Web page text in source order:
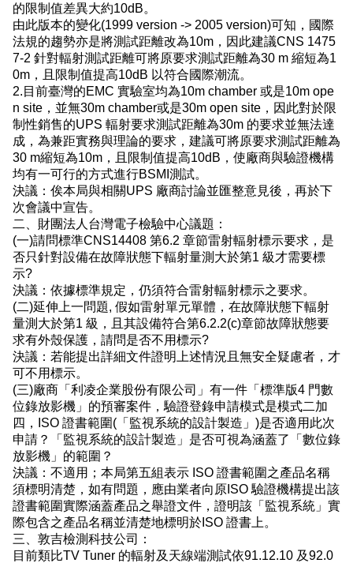
的限制值差異大約10dB。
由此版本的變化(1999 version -> 2005 version)可知，國際
法規的趨勢亦是將測試距離改為10m，因此建議CNS 1475
7-2 針對輻射測試距離可將原要求測試距離為30 m 縮短為1
0m，且限制值提高10dB 以符合國際潮流。
2.目前臺灣的EMC 實驗室均為10m chamber 或是10m ope
n site，並無30m chamber或是30m open site，因此對於限
制性銷售的UPS 輻射要求測試距離為30m 的要求並無法達
成，為兼距實務與理論的要求，建議可將原要求測試距離為
30 m縮短為10m，且限制值提高10dB，使廠商與驗證機構
均有一可行的方式進行BSMI測試。
決議：俟本局與相關UPS 廠商討論並匯整意見後，再於下
次會議中宣告。
二、財團法人台灣電子檢驗中心議題：
(一)請問標準CNS14408 第6.2 章節雷射輻射標示要求，是
否只針對設備在故障狀態下輻射量測大於第1 級才需要標
示?
決議：依據標準規定，仍須符合雷射輻射標示之要求。
(二)延伸上一問題, 假如雷射單元單體，在故障狀態下輻射
量測大於第1 級，且其設備符合第6.2.2(c)章節故障狀態要
求有外殼保護，請問是否不用標示?
決議：若能提出詳細文件證明上述情況且無安全疑慮者，才
可不用標示。
(三)廠商「利凌企業股份有限公司」有一件「標準版4 門數
位錄放影機」的預審案件，驗證登錄申請模式是模式二加
四，ISO 證書範圍(「監視系統的設計製造」)是否適用此次
申請？「監視系統的設計製造」是否可視為涵蓋了「數位錄
放影機」的範圍？
決議：不適用；本局第五組表示 ISO 證書範圍之產品名稱
須標明清楚，如有問題，應由業者向原ISO 驗證機構提出該
證書範圍實際涵蓋產品之舉證文件，證明該「監視系統」實
際包含之產品名稱並清楚地標明於ISO 證書上。
三、敦吉檢測科技公司：
目前類比TV Tuner 的輻射及天線端測試依91.12.10 及92.0